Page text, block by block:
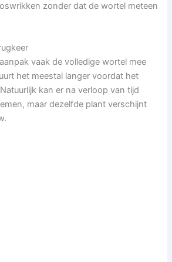
zonder dat de wortel meteen
vaak de volledige wortel mee
het meestal langer voordat het
kan er na verloop van tijd
maar dezelfde plant verschijnt